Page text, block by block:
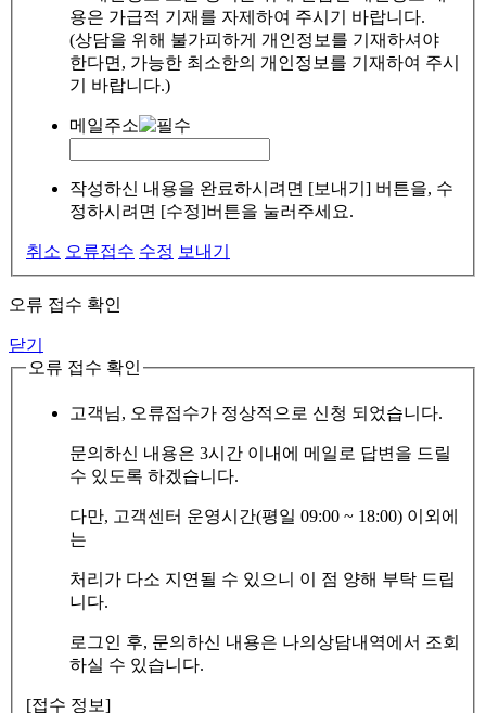
용은 가급적 기재를 자제하여 주시기 바랍니다.
(상담을 위해 불가피하게 개인정보를 기재하셔야
한다면, 가능한 최소한의 개인정보를 기재하여 주시
기 바랍니다.)
메일주소
작성하신 내용을 완료하시려면 [보내기] 버튼을, 수
정하시려면 [수정]버튼을 눌러주세요.
취소 오류접수 수정 보내기
오류 접수 확인
닫기
오류 접수 확인
고객님, 오류접수가 정상적으로 신청 되었습니다.
문의하신 내용은 3시간 이내에 메일로 답변을 드릴
수 있도록 하겠습니다.
다만, 고객센터 운영시간(평일 09:00 ~ 18:00) 이외에
는
처리가 다소 지연될 수 있으니 이 점 양해 부탁 드립
니다.
로그인 후, 문의하신 내용은 나의상담내역에서 조회
하실 수 있습니다.
[접수 정보]